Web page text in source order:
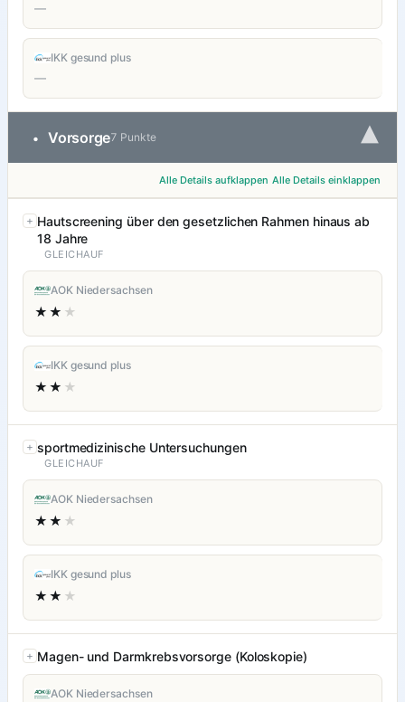
—
IKK gesund plus
—
• Vorsorge7 Punkte ▾
Alle Details aufklappen Alle Details einklappen
Hautscreening über den gesetzlichen Rahmen hinaus ab
18 Jahre
GLEICHAUF
AOK Niedersachsen
★★ ★
IKK gesund plus
★★ ★
sportmedizinische Untersuchungen
GLEICHAUF
AOK Niedersachsen
★★ ★
IKK gesund plus
★★ ★
Magen- und Darmkrebsvorsorge (Koloskopie)
AOK Niedersachsen